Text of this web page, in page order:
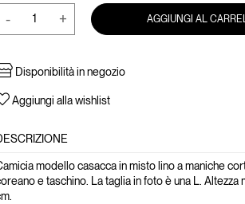
- + AGGIUNGI AL
Disponibilità in negozio
Aggiungi alla wishlist
modello casacca in misto lino a maniche
e taschino. La taglia in foto è una L. Altezza